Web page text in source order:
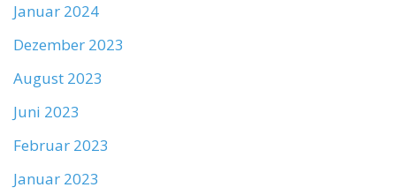
Januar 2024
Dezember 2023
August 2023
Juni 2023
Februar 2023
Januar 2023